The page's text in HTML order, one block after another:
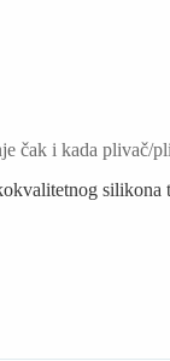
čak i kada plivač/